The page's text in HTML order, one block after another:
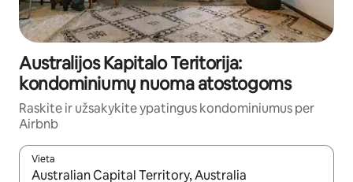
Australijos Kapitalo Teritorija:
kondominiumų nuoma atostogoms
Raskite ir užsakykite ypatingus kondominiumus per
Airbnb
Vieta
Kai pasirodys paieškos rezultatai, juos naršyti galite